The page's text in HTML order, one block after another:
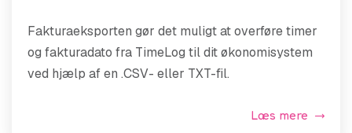
Fakturaeksporten gør det muligt at overføre timer
og fakturadato fra TimeLog til dit økonomisystem
ved hjælp af en .CSV- eller TXT-fil.
Læs mere